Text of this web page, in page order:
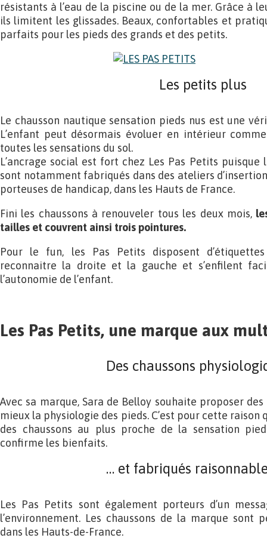
résistants à l’eau de la piscine ou de la mer. Grâce à
ils limitent les glissades. Beaux, confortables et
parfaits pour les pieds des grands et des petits.
Les petits plus
Le chausson nautique sensation pieds nus est une
L’enfant peut désormais évoluer en intérieur
toutes les sensations du sol.
L’ancrage social est fort chez Les Pas Petits puisque
sont notamment fabriqués dans des ateliers
porteuses de handicap, dans les Hauts de France.
Fini les chaussons à renouveler tous les deux mois,
tailles et couvrent ainsi trois pointures.
Pour le fun, les Pas Petits disposent
reconnaitre la droite et la gauche et s’enfilent
l’autonomie de l’enfant.
Les Pas Petits, une marque aux
Des chaussons
Avec sa marque, Sara de Belloy souhaite proposer
mieux la physiologie des pieds. C’est pour cette raison
des chaussons au plus proche de la sensation
confirme les bienfaits.
… et fabriqués
Les Pas Petits sont également porteurs d’un
l’environnement. Les chaussons de la marque sont
dans les Hauts-de-France.